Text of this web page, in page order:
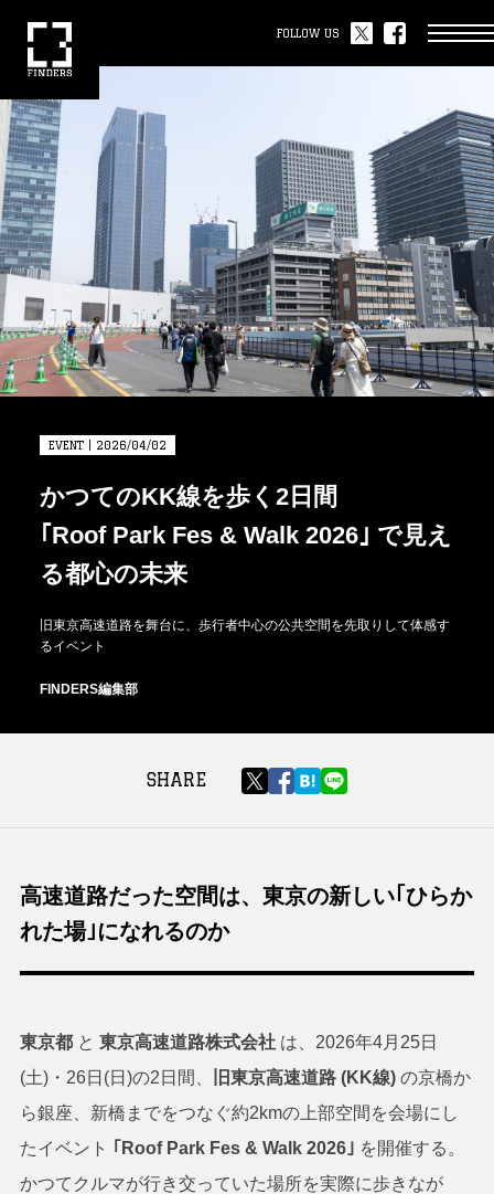
FOLLOW US
EVENT | 2026/04/02
かつてのKK線を歩く2日間
｢Roof Park Fes & Walk 2026｣ で見え
る都心の未来
旧東京高速道路を舞台に、歩行者中心の公共空間を先取りして体感す
るイベント
FINDERS編集部
SHARE
高速道路だった空間は、東京の新しい｢ひらか
れた場｣になれるのか
東京都 と 東京高速道路株式会社は、2026年4月25日
(土)・26日(日)の2日間、
旧東京高速道路 (KK線) の京橋か
ら銀座、新橋までをつなぐ約2kmの上部空間を会場にし
たイベント ｢Roof Park Fes & Walk 2026｣ を開催する。
かつてクルマが行き交っていた場所を実際に歩きなが